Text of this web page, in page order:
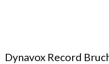
Dynavox Record